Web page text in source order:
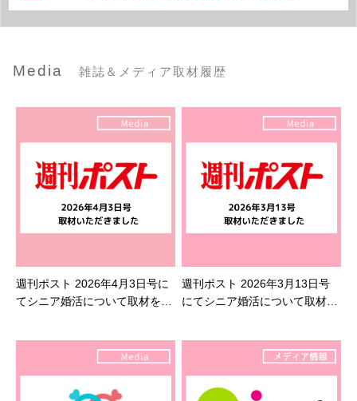
Media 雑誌＆メディア取材履歴
週刊ポスト 2026年4月3日号に
てシニア婚活について取材を受
週刊ポスト 2026年3月13日号
にてシニア婚活について取材を